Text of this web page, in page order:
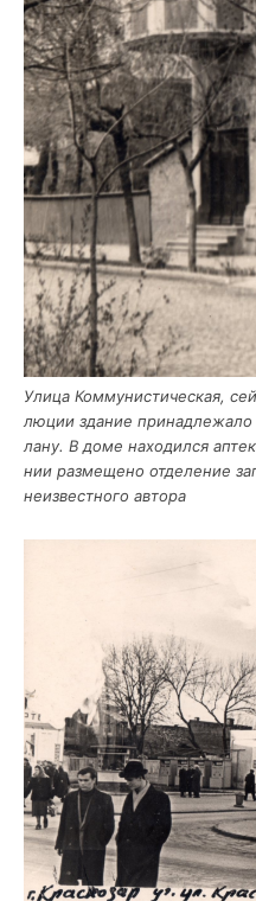
Ули­ца Ком­му­ни­сти­че­ская,
лю­ции зда­ние
ла­ну. В доме нахо­дил­ся
нии раз­ме­ще­но отде­ле­ние
неиз­вест­но­го автора